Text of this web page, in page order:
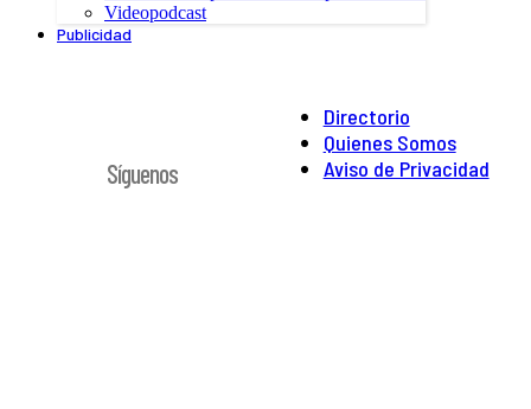
Videopodcast
Publicidad
Directorio
Quienes Somos
Aviso de Privacidad
Síguenos